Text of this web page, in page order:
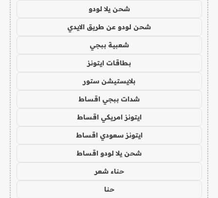
شحن يلا لودو
شحن لودو عن طريق الايدي
شعبية ببجي
بطاقات ايتونز
بلايستيشن ستور
شدات ببجي اقساط
ايتونز امريكي اقساط
ايتونز سعودي اقساط
شحن يلا لودو اقساط
حناء شعر
حنا